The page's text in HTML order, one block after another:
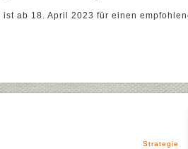
ist ab 18. April 2023 für einen
Strategie